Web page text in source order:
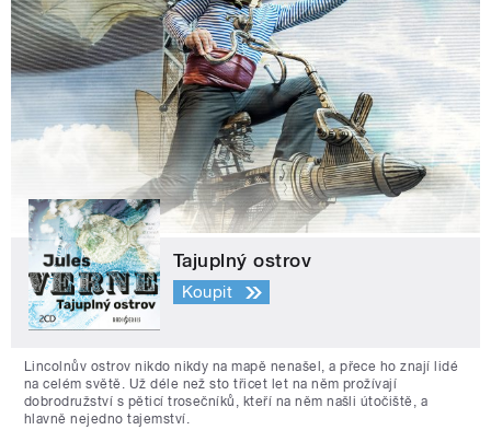
Tajuplný ostrov
Koupit
Lincolnův ostrov nikdo nikdy na mapě nenašel, a přece ho znají lidé
na celém světě. Už déle než sto třicet let na něm prožívají
dobrodružství s pěticí trosečníků, kteří na něm našli útočiště, a
hlavně nejedno tajemství.